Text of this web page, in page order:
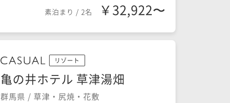
素泊まり / 2名 ￥32,922〜
リゾート
亀の井ホテル 草津湯畑
群馬県 / 草津・尻焼・花敷